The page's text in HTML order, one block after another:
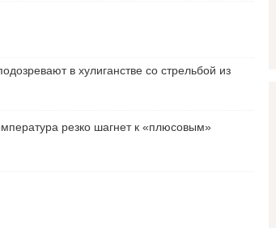
в хулиганстве со стрельбой из
резко шагнет к «плюсовым»